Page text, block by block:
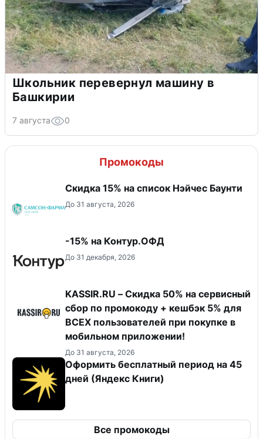
Школьник перевернул машину в
Башкирии
7 августа 0
Промокоды
Скидка 15% на список Нэйчес Баунти
До 31 августа, 2026
-15% на Контур.ОФД
До 31 декабря, 2026
KASSIR.RU – Скидка 50% на сервисный
сбор по промокоду + кешбэк 5% для
ВСЕХ пользователей при покупке в
мобильном приложении!
До 31 августа, 2026
Оформить бесплатный период на 45
дней (Яндекс Книги)
Все промокоды